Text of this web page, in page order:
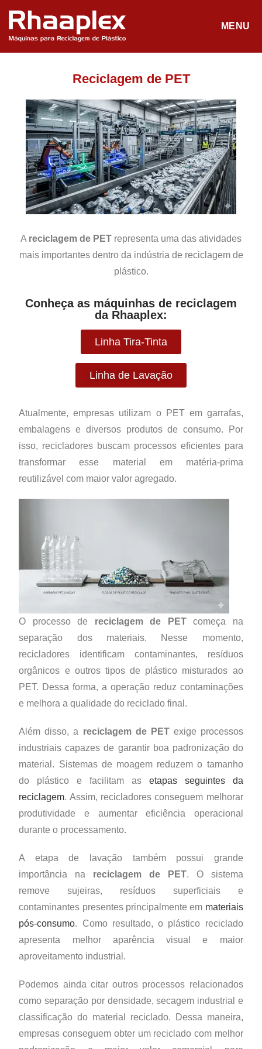
MENU
Reciclagem de PET
A reciclagem de PET representa uma das atividades
mais importantes dentro da indústria de reciclagem de
plástico.
Conheça as máquinhas de reciclagem
da Rhaaplex:
Linha Tira-Tinta
Linha de Lavação
Atualmente, empresas utilizam o PET em garrafas,
embalagens e diversos produtos de consumo. Por
isso, recicladores buscam processos eficientes para
transformar esse material em matéria-prima
reutilizável com maior valor agregado.
O processo de reciclagem de PETcomeça na
separação dos materiais. Nesse momento,
recicladores identificam contaminantes, resíduos
orgânicos e outros tipos de plástico misturados ao
PET. Dessa forma, a operação reduz contaminações
e melhora a qualidade do reciclado final.
Além disso, a reciclagem de PETexige processos
industriais capazes de garantir boa padronização do
material. Sistemas de moagem reduzem o tamanho
do plástico e facilitam as etapas seguintes da
reciclagem. Assim, recicladores conseguem melhorar
produtividade e aumentar eficiência operacional
durante o processamento.
A etapa de lavação também possui grande
importância na reciclagem de PET. O sistema
remove sujeiras, resíduos superficiais e
contaminantes presentes principalmente em materiais
pós-consumo. Como resultado, o plástico reciclado
apresenta melhor aparência visual e maior
aproveitamento industrial.
Podemos ainda citar outros processos relacionados
como separação por densidade, secagem industrial e
classificação do material reciclado. Dessa maneira,
empresas conseguem obter um reciclado com melhor